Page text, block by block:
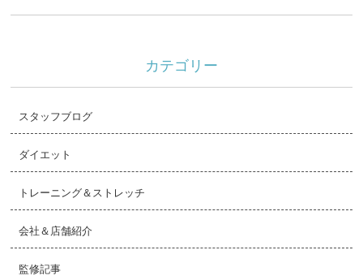
カテゴリー
スタッフブログ
ダイエット
トレーニング＆ストレッチ
会社＆店舗紹介
監修記事